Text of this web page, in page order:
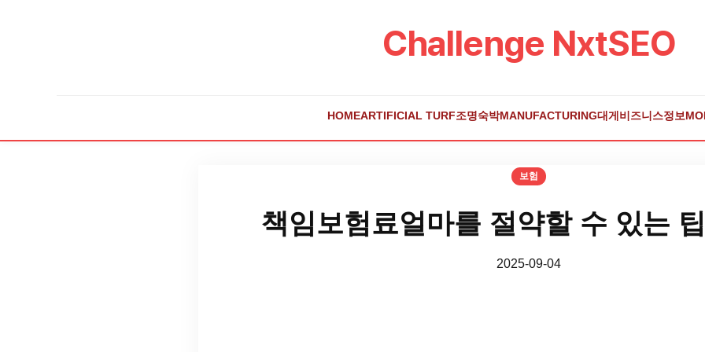
Challenge NxtSEO
HOMEARTIFICIAL TURF조명숙박MANUFACTURING대게 비즈니스정보
보험
책임보험료얼마를 절약할 수 있는
2025-09-04